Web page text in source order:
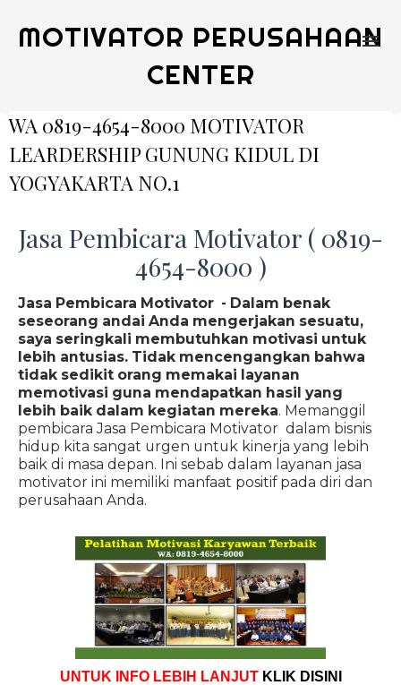
MOTIVATOR PERUSAHAAN
CENTER
WA 0819-4654-8000 MOTIVATOR
LEARDERSHIP GUNUNG KIDUL DI
YOGYAKARTA NO.1
Jasa Pembicara Motivator ( 0819-
4654-8000 )
Jasa Pembicara Motivator - Dalam benak
seseorang andai Anda mengerjakan sesuatu,
saya seringkali membutuhkan motivasi untuk
lebih antusias. Tidak mencengangkan bahwa
tidak sedikit orang memakai layanan
memotivasi guna mendapatkan hasil yang
lebih baik dalam kegiatan mereka. Memanggil
pembicara Jasa Pembicara Motivator dalam bisnis
hidup kita sangat urgen untuk kinerja yang lebih
baik di masa depan. Ini sebab dalam layanan jasa
motivator ini memiliki manfaat positif pada diri dan
perusahaan Anda.
UNTUK INFO LEBIH LANJUT KLIK DISINI